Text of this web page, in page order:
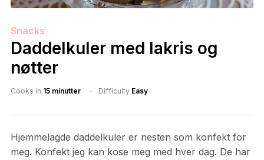
Snacks
Daddelkuler med lakris og
nøtter
Cooks in 15 minutter Difficulty Easy
Hjemmelagde daddelkuler er nesten som konfekt for
meg. Konfekt jeg kan kose meg med hver dag. De har